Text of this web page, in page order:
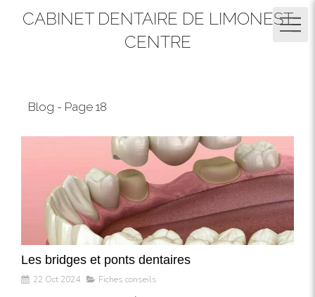
CABINET DENTAIRE DE LIMONEST
CENTRE
Blog - Page 18
Les bridges et ponts dentaires
22 Oct 2024 Fiches conseils